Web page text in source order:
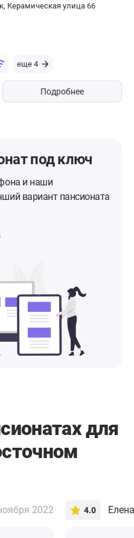
Керамическая улица 66
еще 4
Подробнее
под ключ
и наши
вариант пансионата
для
2022 4.0 Елена